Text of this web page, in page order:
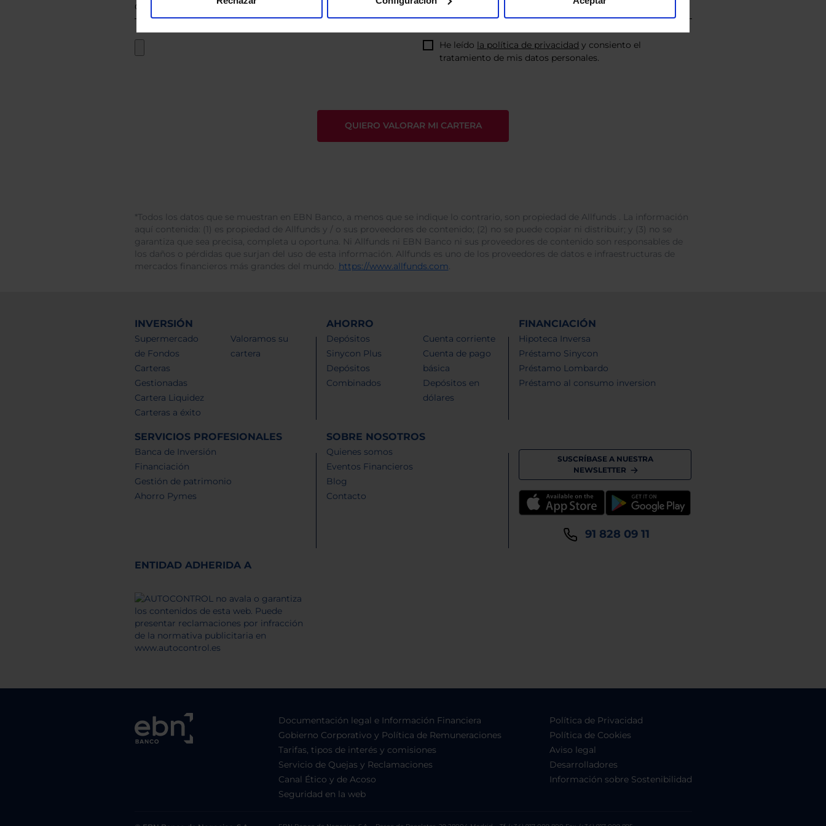
He leído la política de privacidad y consiento el
tratamiento de mis datos personales.
*Todos los datos que se muestran en EBN Banco, a menos que se indique lo contrario, son propiedad de Allfunds . La información
aquí contenida: (1) es propiedad de Allfunds y / o sus proveedores de contenido; (2) no se puede copiar ni distribuir; y (3) no se
garantiza que sea precisa, completa u oportuna. Ni Allfunds ni EBN Banco ni sus proveedores de contenido son responsables de
los daños o pérdidas que surjan del uso de esta información. Allfunds es uno de los proveedores de datos e infraestructuras de
mercados financieros más grandes del mundo. https://www.allfunds.com.
INVERSIÓN
Supermercado
de Fondos
Carteras
Gestionadas
Cartera Liquidez
Carteras a éxito
Valoramos su
cartera
AHORRO
Depósitos
Sinycon Plus
Depósitos
Combinados
Cuenta corriente
Cuenta de pago
básica
Depósitos en
dólares
FINANCIACIÓN
Hipoteca Inversa
Préstamo Sinycon
Préstamo Lombardo
Préstamo al consumo inversion
SERVICIOS PROFESIONALES
Banca de Inversión
Financiación
Gestión de patrimonio
Ahorro Pymes
SOBRE NOSOTROS
Quienes somos
Eventos Financieros
Blog
Contacto
SUSCRÍBASE A NUESTRA
NEWSLETTER
91 828 09 11
ENTIDAD ADHERIDA A
Documentación legal e Información Financiera
Gobierno Corporativo y Política de Remuneraciones
Tarifas, tipos de interés y comisiones
Servicio de Quejas y Reclamaciones
Canal Ético y de Acoso
Seguridad en la web
Política de Privacidad
Política de Cookies
Aviso legal
Desarrolladores
Información sobre Sostenibilidad